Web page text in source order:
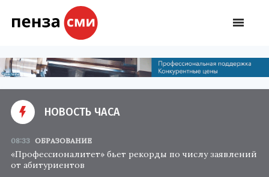
НОВОСТЬ ЧАСА
08:33 ОБРАЗОВАНИЕ
«Профессионалитет» бьет рекорды по числу заявлений
от абитуриентов